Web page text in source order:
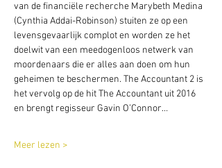
van de financiële recherche Marybeth Medina
(Cynthia Addai-Robinson) stuiten ze op een
levensgevaarlijk complot en worden ze het
doelwit van een meedogenloos netwerk van
moordenaars die er alles aan doen om hun
geheimen te beschermen. The Accountant 2 is
het vervolg op de hit The Accountant uit 2016
en brengt regisseur Gavin O’Connor…
Meer lezen >